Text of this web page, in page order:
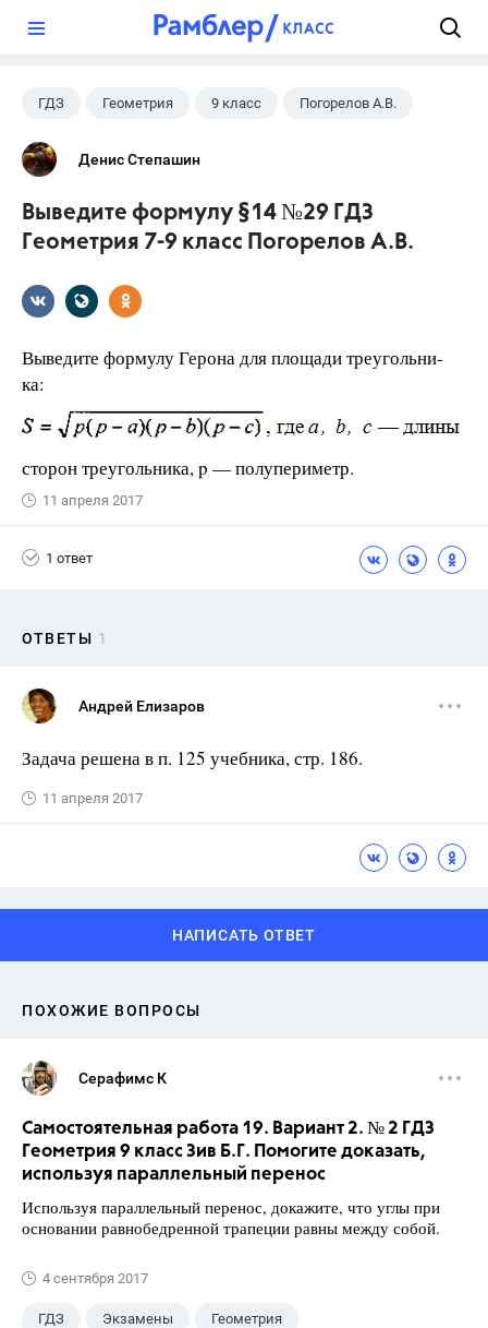
ГДЗ Геометрия 9 класс Погорелов А.В.
Денис Степашин
Выведите формулу §14 №29 ГДЗ
Геометрия 7-9 класс Погорелов А.В.
Выведите формулу Герона для площади треугольни-
ка:
сторон треугольника, p — полупериметр.
11 апреля 2017
1 ответ
ОТВЕТЫ 1
Андрей Елизаров
Задача решена в п. 125 учебника, стр. 186.
11 апреля 2017
НАПИСАТЬ ОТВЕТ
ПОХОЖИЕ ВОПРОСЫ
Серафимс К
Самостоятельная работа 19. Вариант 2. № 2 ГДЗ
Геометрия 9 класс Зив Б.Г. Помогите доказать,
используя параллельный перенос
Используя параллельный перенос, докажите, что углы при
основании равнобедренной трапеции равны между собой.
4 сентября 2017
ГДЗ Экзамены Геометрия